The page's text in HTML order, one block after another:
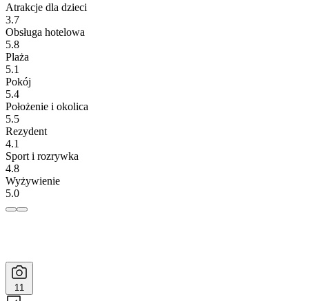
Atrakcje dla dzieci
3.7
Obsługa hotelowa
5.8
Plaża
5.1
Pokój
5.4
Położenie i okolica
5.5
Rezydent
4.1
Sport i rozrywka
4.8
Wyżywienie
5.0
11